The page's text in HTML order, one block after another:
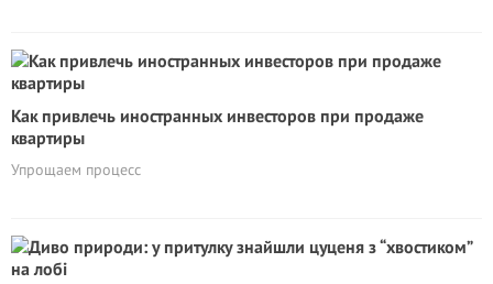
Как привлечь иностранных инвесторов при продаже
квартиры
Упрощаем процесс